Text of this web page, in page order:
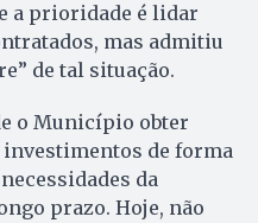
a prioridade é lidar
mas admitiu
de tal situação.
o Município obter
investimentos de forma
da
prazo. Hoje, não